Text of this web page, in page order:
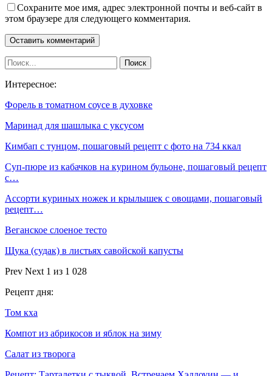
Сохраните мое имя, адрес электронной почты и веб-сайт в
этом браузере для следующего комментария.
Интересное:
Форель в томатном соусе в духовке
Маринад для шашлыка с уксусом
Кимбап с тунцом, пошаговый рецепт с фото на 734 ккал
Суп-пюре из кабачков на курином бульоне, пошаговый рецепт
с…
Ассорти куриных ножек и крылышек с овощами, пошаговый
рецепт…
Веганское слоеное тесто
Щука (судак) в листьях савойской капусты
Prev Next 1 из 1 028
Рецепт дня:
Том кха
Компот из абрикосов и яблок на зиму
Салат из творога